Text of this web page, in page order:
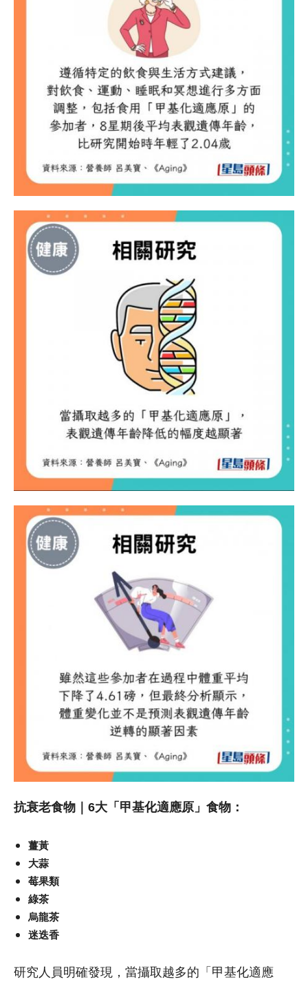
抗衰老食物｜6大「甲基化適應原」食物：
薑黃
大蒜
莓果類
綠茶
烏龍茶
迷迭香
研究人員明確發現，當攝取越多的「甲基化適應